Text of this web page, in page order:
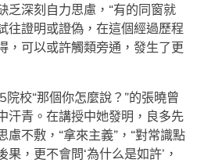
乏深刻自力思慮，“有的同窗就
往證明或證偽，在這個經過歷程
，可以或許觸類旁通，發生了更
校“那個你怎麼說？”的張曉曾
汗青。在講授中她發明，良多先
慮不敷，“拿來主義”，“對常識點
，更不會問‘為什么是如許’，